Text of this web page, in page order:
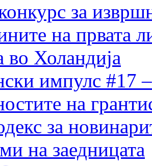
за
на првата
во Холандија
импулс #17
на
за
на заедницата